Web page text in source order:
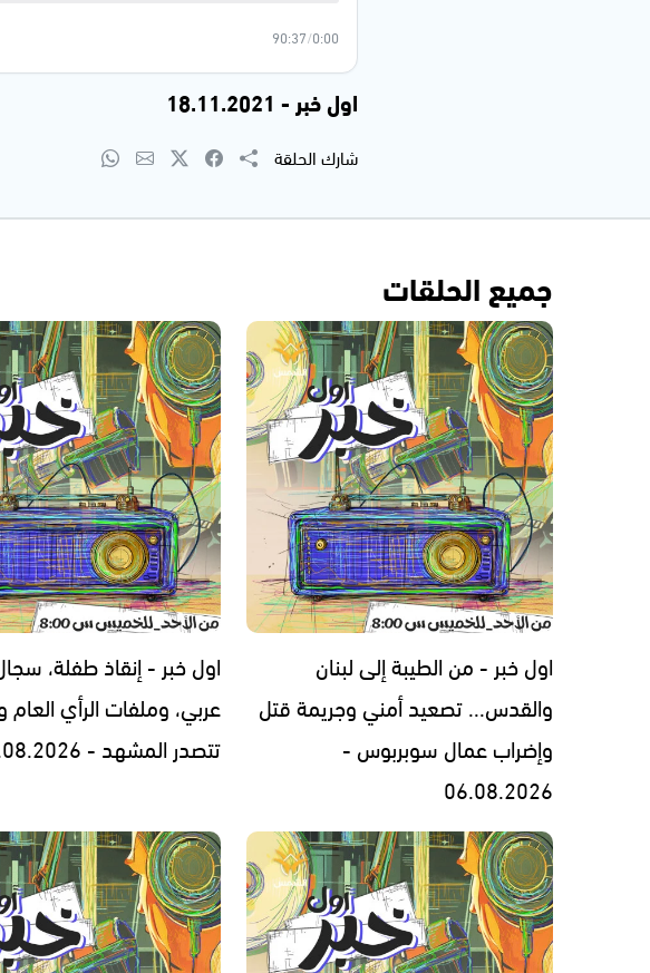
0:00
/
90:37
اول خبر - 18.11.2021
شارك الحلقة
جميع الحلقات
اول خبر - من الطيبة إلى لبنان
والقدس... تصعيد أمني وجريمة قتل
وإضراب عمال سوبربوس -
06.08.2026
اول خبر - إنقاذ طفلة،
عربي، وملفات الرأي العام
تتصدر المشهد - 05.08.2026